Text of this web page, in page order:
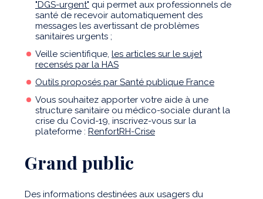
"DGS-urgent" qui permet aux professionnels de
santé de recevoir automatiquement des
messages les avertissant de problèmes
sanitaires urgents ;
Veille scientifique, les articles sur le sujet
recensés par la HAS
Outils proposés par Santé publique France
Vous souhaitez apporter votre aide à une
structure sanitaire ou médico-sociale durant la
crise du Covid-19, inscrivez-vous sur la
plateforme : RenfortRH-Crise
Grand public
Des informations destinées aux usagers du